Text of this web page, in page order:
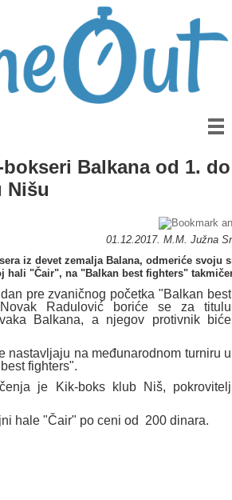
Balkana od 1.
Nišu
01.12.2017. M.M. Južna
iz devet zemalja Balana, odmeriće svoju
hali "Čair", na "Balkan best fighters"
pre zvaničnog početka "Balkan best
Radulović boriće se za titulu
Balkana, a njegov protivnik biće
nastavljaju na međunarodnom turniru u
fighters".
je Kik-boks klub Niš, pokrovitelj
hale "Čair" po ceni od 200 dinara.